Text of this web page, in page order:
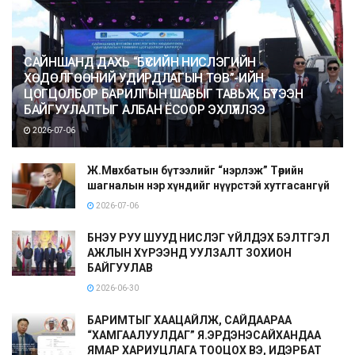
САЙНШАНД ДАХЬ “БҮСИЙН НИСЛЭГИЙН
ХӨДӨЛГӨӨНИЙ УДИРДЛАГЫН ТӨВ”-ИЙН
ЦОГЦОЛБОР БАРИЛГЫН ШАВЫГ ТАВЬЖ, БҮТЭЭН
БАЙГУУЛАЛТЫГ АЛБАН ЁСООР ЭХЛҮҮЛЛЭЭ
2026-07-06
Ж.Мөнхбатын бүтээлийг “нэрлэж” Төрийн
шагналын нэр хүндийг нүүрстэй хутгасангүй
2026-07-06
БНЭУ РУУ ШУУД НИСЛЭГ ҮЙЛДЭХ БЭЛТГЭЛ
АЖЛЫН ХҮРЭЭНД УУЛЗАЛТ ЗОХИОН
БАЙГУУЛАВ
2026-06-30
БАРИМТЫГ ХААЦАЙЛЖ, САЙДААРАА
“ХАМГААЛУУЛДАГ” Я.ЭРДЭНЭСАЙХАНДАА
ЯМАР ХАРИУЦЛАГА ТООЦОХ ВЭ, ИДЭРБАТ